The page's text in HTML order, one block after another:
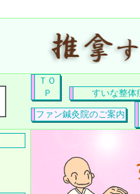
ＴＯ
Ｐ
すいな整体
ファン鍼灸院のご案内